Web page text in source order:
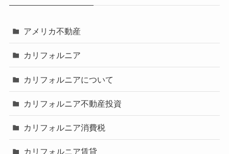
アメリカ不動産
カリフォルニア
カリフォルニアについて
カリフォルニア不動産投資
カリフォルニア消費税
カリフォルニア賃貸